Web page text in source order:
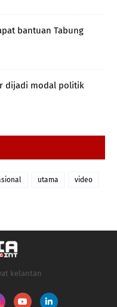
bantuan Tabung
dijadi modal politik
utama video
kelantan